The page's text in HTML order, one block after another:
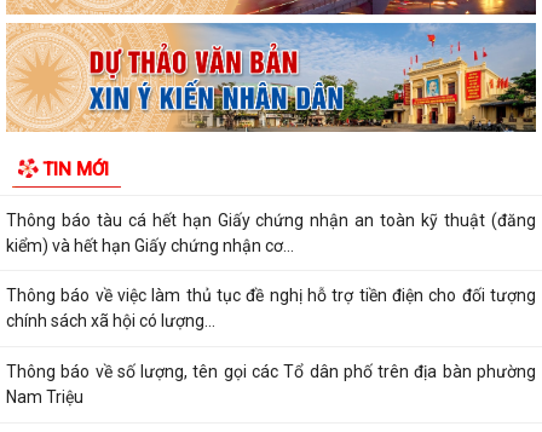
TIN MỚI
kinh doanh, Hợp tác xã năm 2026
PHƯỜNG NAM TRIỆU TÍCH CỰC TUYÊN TRUYỀN HƯỚNG DẪN NÔNG
DÂN PHÒNG CHỐNG NẮNG NÓNG CHO THỦY SẢN NUÔI
Ủy ban nhân dân thành phố trong...
Thông báo tàu cá hết hạn Giấy chứng nhận an toàn kỹ thuật (đăng
kiểm) và hết hạn Giấy chứng nhận cơ...
Thông báo về việc làm thủ tục đề nghị hỗ trợ tiền điện cho đối tượng
chính sách xã hội có lượng...
Thông báo về số lượng, tên gọi các Tổ dân phố trên địa bàn phường
Nam Triệu